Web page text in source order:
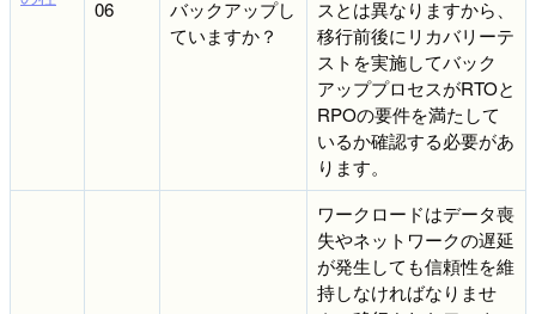
06
バックアップし
ていますか？
スとは異なりますから、
移行前後にリカバリーテ
ストを実施してバック
アッププロセスがRTOと
RPOの要件を満たして
いるか確認する必要があ
ります。
ワークロードはデータ喪
失やネットワークの遅延
が発生しても信頼性を維
持しなければなりませ